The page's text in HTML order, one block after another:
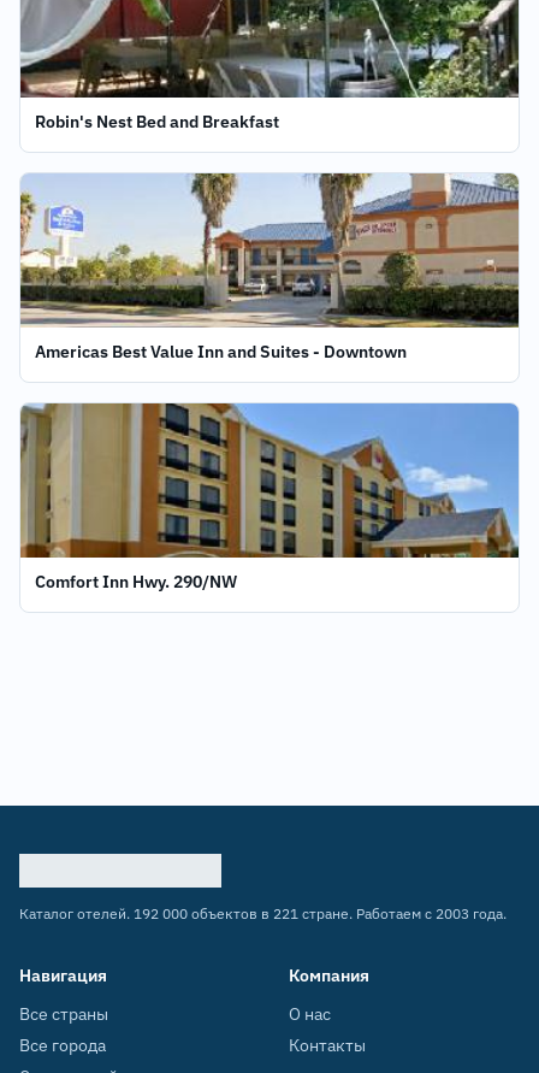
Robin's Nest Bed and Breakfast
Americas Best Value Inn and Suites - Downtown
Comfort Inn Hwy. 290/NW
Каталог отелей. 192 000 объектов в 221 стране. Работаем с 2003 года.
Навигация
Все страны
Все города
Компания
О нас
Контакты